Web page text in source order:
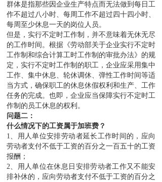
群体是指那些因企业生产特点而无法做到每日工
作不超过八小时、每周工作不超过四十四小时、
每周至少休息一天的岗位人员。
但是，实行不定时工作制，并不意味着无休无尽
的工作时间。根据《劳动部关于企业实行不定时
工作制和综合计算工时工作制的审批办法》的规
定，实行不定时工作制的职工，企业应采用集中
工作、集中休息、轮休调休、弹性工作时间等适
当方式，确保职工的休息休假权利和生产、工作
任务的完成。也即，企业应当保障实行不定时工
作制的员工休息的权利。
问题二：
什么情况下的工资属于加班费？
1、用人单位安排劳动者延长工作时间的，应向
劳动者支付不低于工资的百分之一百五十的工资
报酬；
2、用人单位在休息日安排劳动者工作又不能安
排补休的，应向劳动者支付不低于工资的百分之